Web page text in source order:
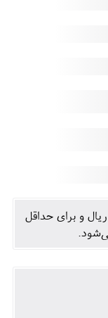
ريال و برای حداقل